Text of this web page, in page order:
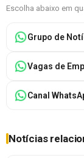
Escolha abaixo em
Grupo de
Vagas de
Canal
Notícias